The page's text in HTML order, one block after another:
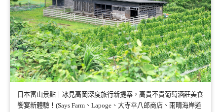
日本富山景點｜冰見高岡深度旅行新提案，高貴不貴葡萄酒莊美食
饗宴新體驗！(Says Farm、Lapoge、大寺幸八郎商店、雨晴海岸道